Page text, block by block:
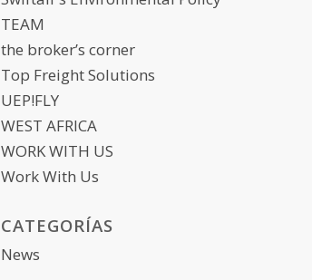
TEAM
the broker’s corner
Top Freight Solutions
UEP!FLY
WEST AFRICA
WORK WITH US
Work With Us
CATEGORÍAS
News